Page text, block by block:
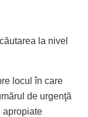
la nivel
locul în care
de urgenţă
apropiate